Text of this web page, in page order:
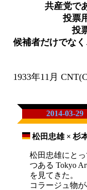
共産党で
投票
投
候補者だけでな
1933年11月
2014-03-29
松田忠雄 × 杉
松田忠雄にと
つある Tokyo
を見てきた。
コラージュ物